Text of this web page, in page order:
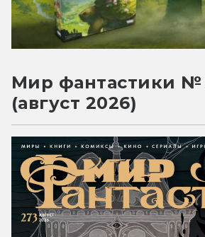
Мир фантастики №
(август 2026)